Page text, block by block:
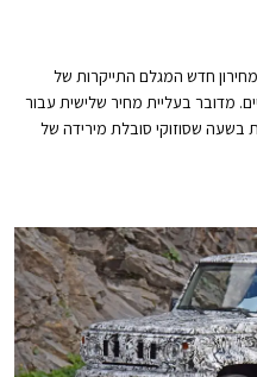
חדש המגלם התייקרות של
מדובר בעליית מחיר שלישית עבור
בשעה שסוזוקי סובלת מירידה של